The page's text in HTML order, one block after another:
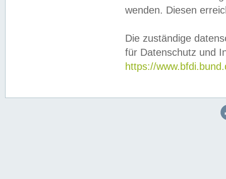
wenden. Diesen
Die zuständige
für Datenschutz und
https://